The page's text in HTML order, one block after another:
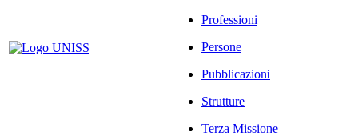
Professioni
Persone
Pubblicazioni
Strutture
Terza Missione